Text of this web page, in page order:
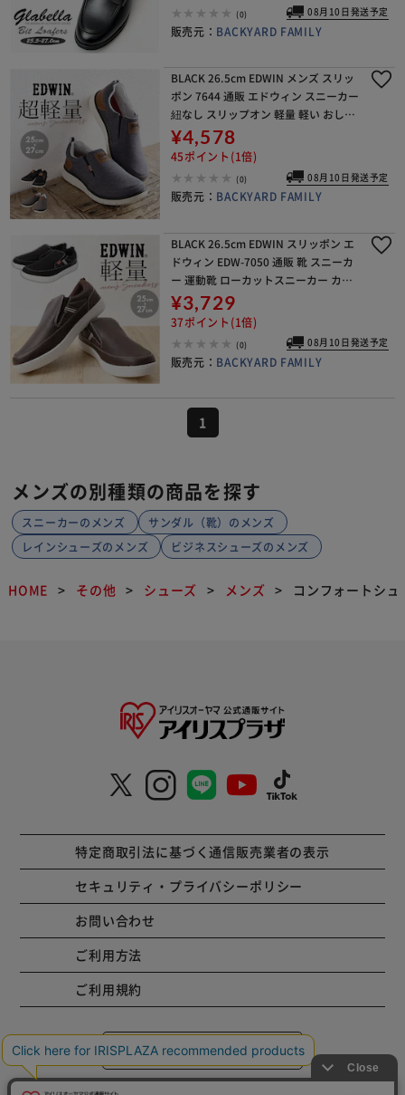
(0) 08月10日発送予定
販売元： BACKYARD FAMILY
BLACK 26.5cm EDWIN メンズ スリッ
ポン 7644 通販 エドウィン スニーカー
紐なし スリップオン 軽量 軽い おしゃ
れ シンプル カジュアル 幅広 4E 履き
やすい 疲れにくい
¥4,578
45ポイント(1倍)
(0) 08月10日発送予定
販売元： BACKYARD FAMILY
BLACK 26.5cm EDWIN スリッポン エ
ドウィン EDW-7050 通販 靴 スニーカ
ー 運動靴 ローカットスニーカー カジ
ュアルシューズ 紐なしスニーカー メ
ンズ ブランド おしゃれ ロ
¥3,729
37ポイント(1倍)
(0) 08月10日発送予定
販売元： BACKYARD FAMILY
1
メンズの別種類の商品を探す
スニーカーのメンズ
サンダル（靴）のメンズ
レインシューズのメンズ
ビジネスシューズのメンズ
HOME その他 シューズ メンズ コンフォートシ
特定商取引法に基づく通信販売業者の表示
セキュリティ・プライバシーポリシー
お問い合わせ
ご利用方法
ご利用規約
コーポレートサイト